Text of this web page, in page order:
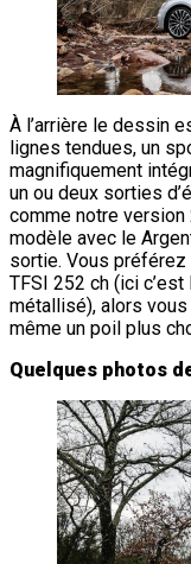
À l’arrière le dessin
lignes tendues, un
magnifiquement
un ou deux sorties
comme notre version
modèle avec le
sortie. Vous préférez
TFSI 252 ch (ici
métallisé), alors vous
même un poil plus
Quelques photos